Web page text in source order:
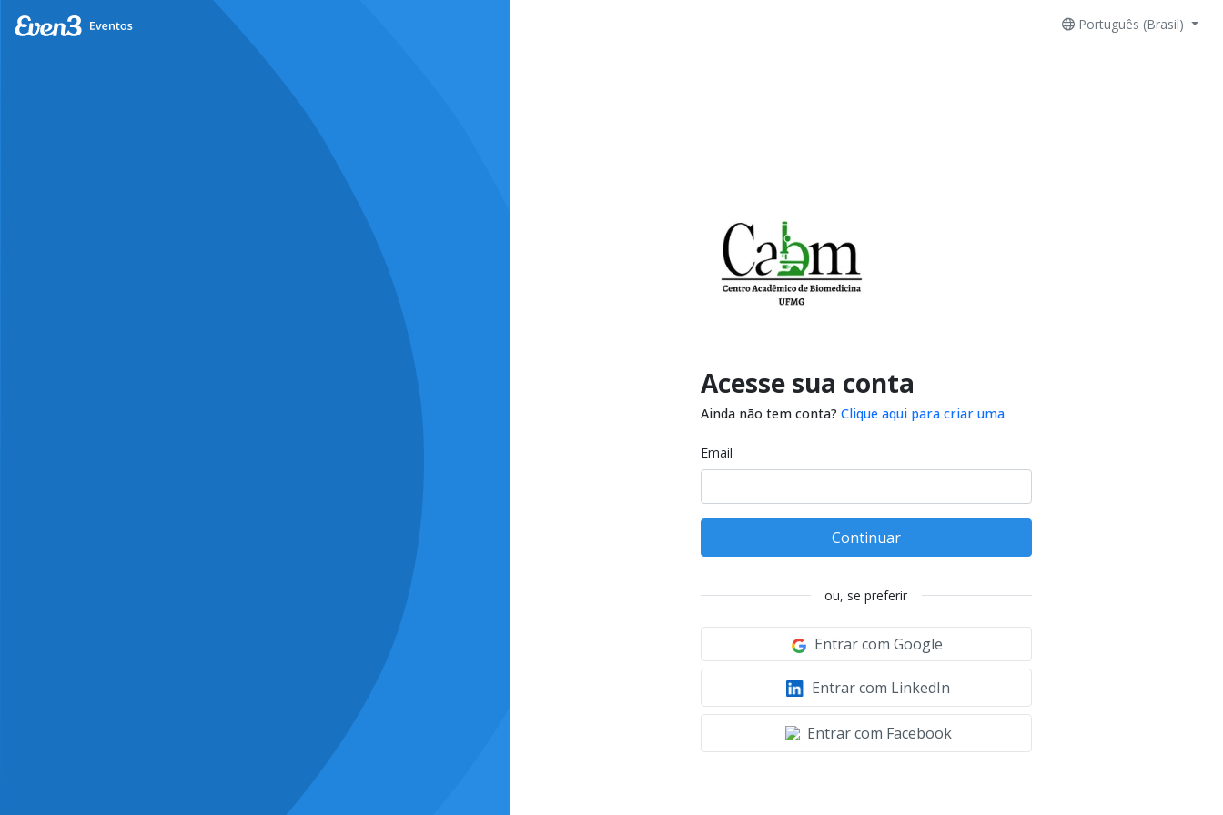
Português (Brasil)
Acesse sua conta
Ainda não tem conta? Clique aqui para criar uma
Email
Continuar
ou, se preferir
Entrar com Google
Entrar com LinkedIn
Entrar com Facebook